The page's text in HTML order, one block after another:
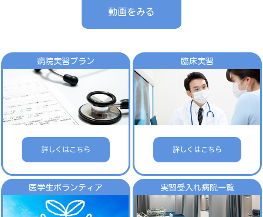
動画をみる
病院実習プラン
詳しくはこちら
臨床実習
詳しくはこちら
医学生ボランティア 実習受入れ病院一覧